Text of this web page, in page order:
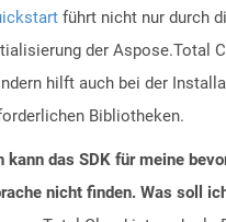
führt nicht nur durch
der Aspose.Total
hilft auch bei der
Bibliotheken.
kann das SDK für meine
nicht finden. Was soll